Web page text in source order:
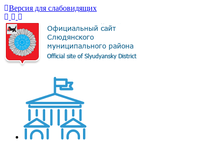
Версия для слабовидящих